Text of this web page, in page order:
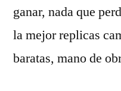
ganar, nada que
la mejor replicas
baratas, mano de